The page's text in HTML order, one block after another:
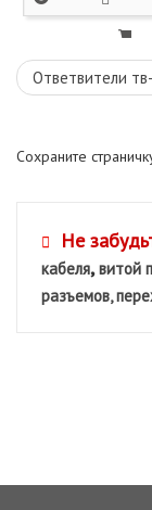
Ответвители
Сохраните
Не
кабеля,витой
разъемов,